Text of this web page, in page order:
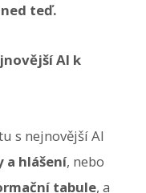
teď.
AI k
s nejnovější AI
a hlášení, nebo
tabule, a